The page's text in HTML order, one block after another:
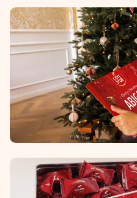
ihrem Namen, deinem Foto
Herzen. Kein Stress, nur
Moment.